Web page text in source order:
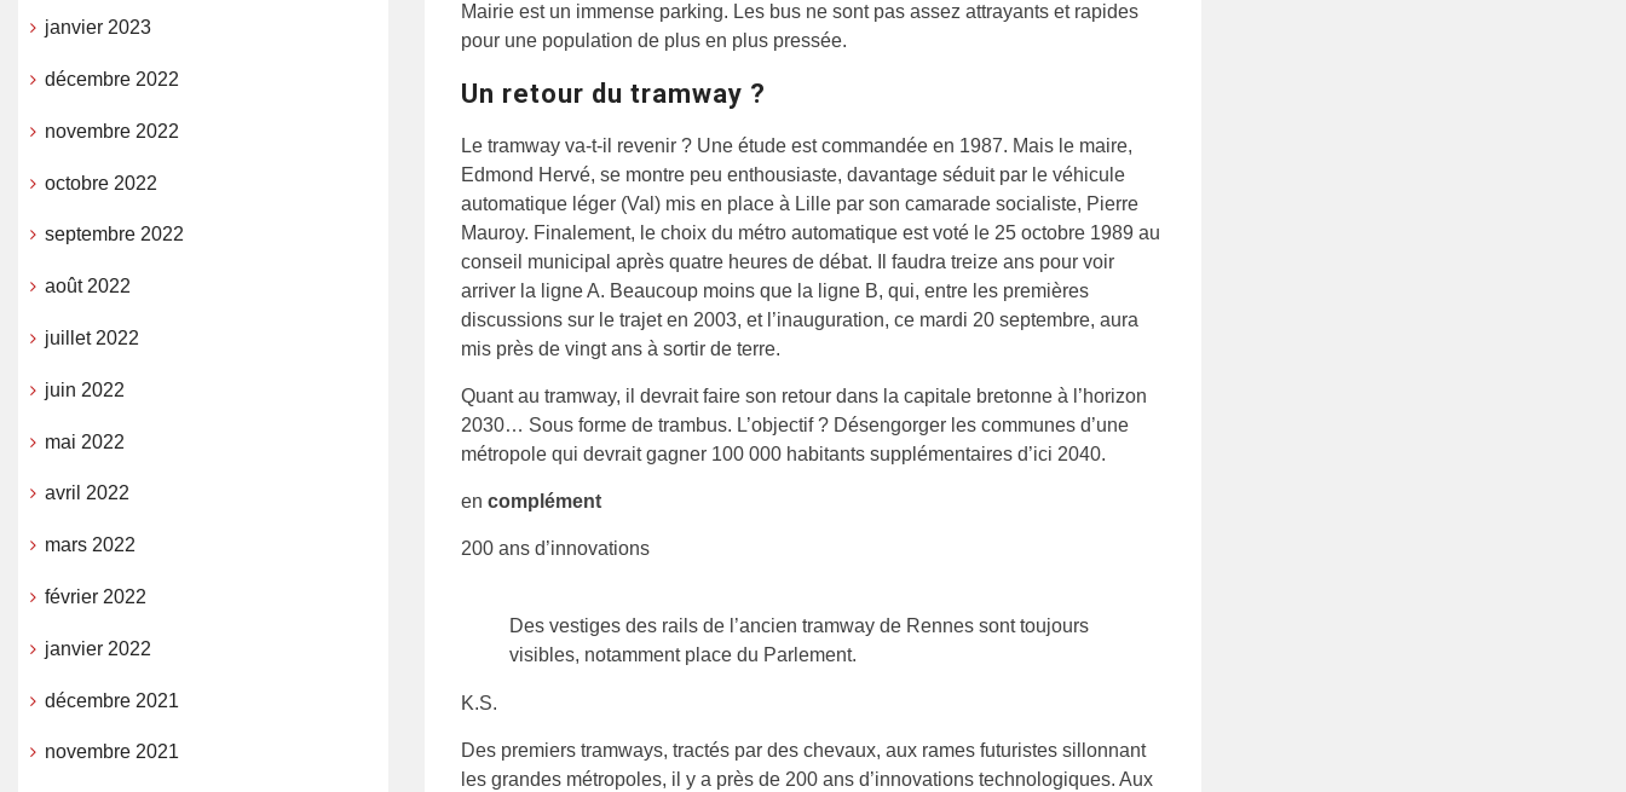
Mairie est un immense parking. Les bus ne sont pas assez attrayants et rapides
pour une population de plus en plus pressée.
Un retour du tramway ?
Le tramway va-t-il revenir ? Une étude est commandée en 1987. Mais le maire,
Edmond Hervé, se montre peu enthousiaste, davantage séduit par le véhicule
automatique léger (Val) mis en place à Lille par son camarade socialiste, Pierre
Mauroy. Finalement, le choix du métro automatique est voté le 25 octobre 1989 au
conseil municipal après quatre heures de débat. Il faudra treize ans pour voir
arriver la ligne A. Beaucoup moins que la ligne B, qui, entre les premières
discussions sur le trajet en 2003, et l’inauguration, ce mardi 20 septembre, aura
mis près de vingt ans à sortir de terre.
Quant au tramway, il devrait faire son retour dans la capitale bretonne à l’horizon
2030… Sous forme de trambus. L’objectif ? Désengorger les communes d’une
métropole qui devrait gagner 100 000 habitants supplémentaires d’ici 2040.
en complément
200 ans d’innovations
Des vestiges des rails de l’ancien tramway de Rennes sont toujours
visibles, notamment place du Parlement.
K.S.
Des premiers tramways, tractés par des chevaux, aux rames futuristes sillonnant
les grandes métropoles, il y a près de 200 ans d’innovations technologiques. Aux
janvier 2023
décembre 2022
novembre 2022
octobre 2022
septembre 2022
août 2022
juillet 2022
juin 2022
mai 2022
avril 2022
mars 2022
février 2022
janvier 2022
décembre 2021
novembre 2021